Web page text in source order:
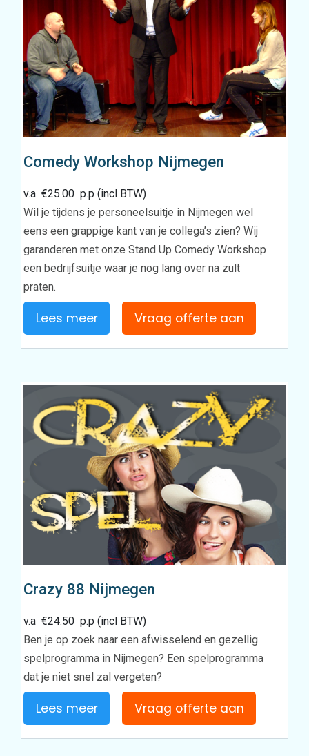
Comedy Workshop Nijmegen
v.a€25.00 p.p (incl BTW)
Wil je tijdens je personeelsuitje in Nijmegen wel
eens een grappige kant van je collega’s zien? Wij
garanderen met onze Stand Up Comedy Workshop
een bedrijfsuitje waar je nog lang over na zult
praten.
Lees meer Vraag offerte aan
Crazy 88 Nijmegen
v.a€24.50 p.p (incl BTW)
Ben je op zoek naar een afwisselend en gezellig
spelprogramma in Nijmegen? Een spelprogramma
dat je niet snel zal vergeten?
Lees meer Vraag offerte aan